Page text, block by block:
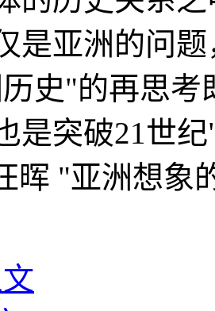
是亚洲的问
史"的再思考
是突破21世
晖 "亚洲想象